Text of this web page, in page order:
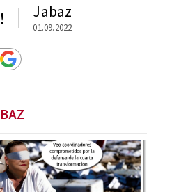
Jabaz
01.09.2022